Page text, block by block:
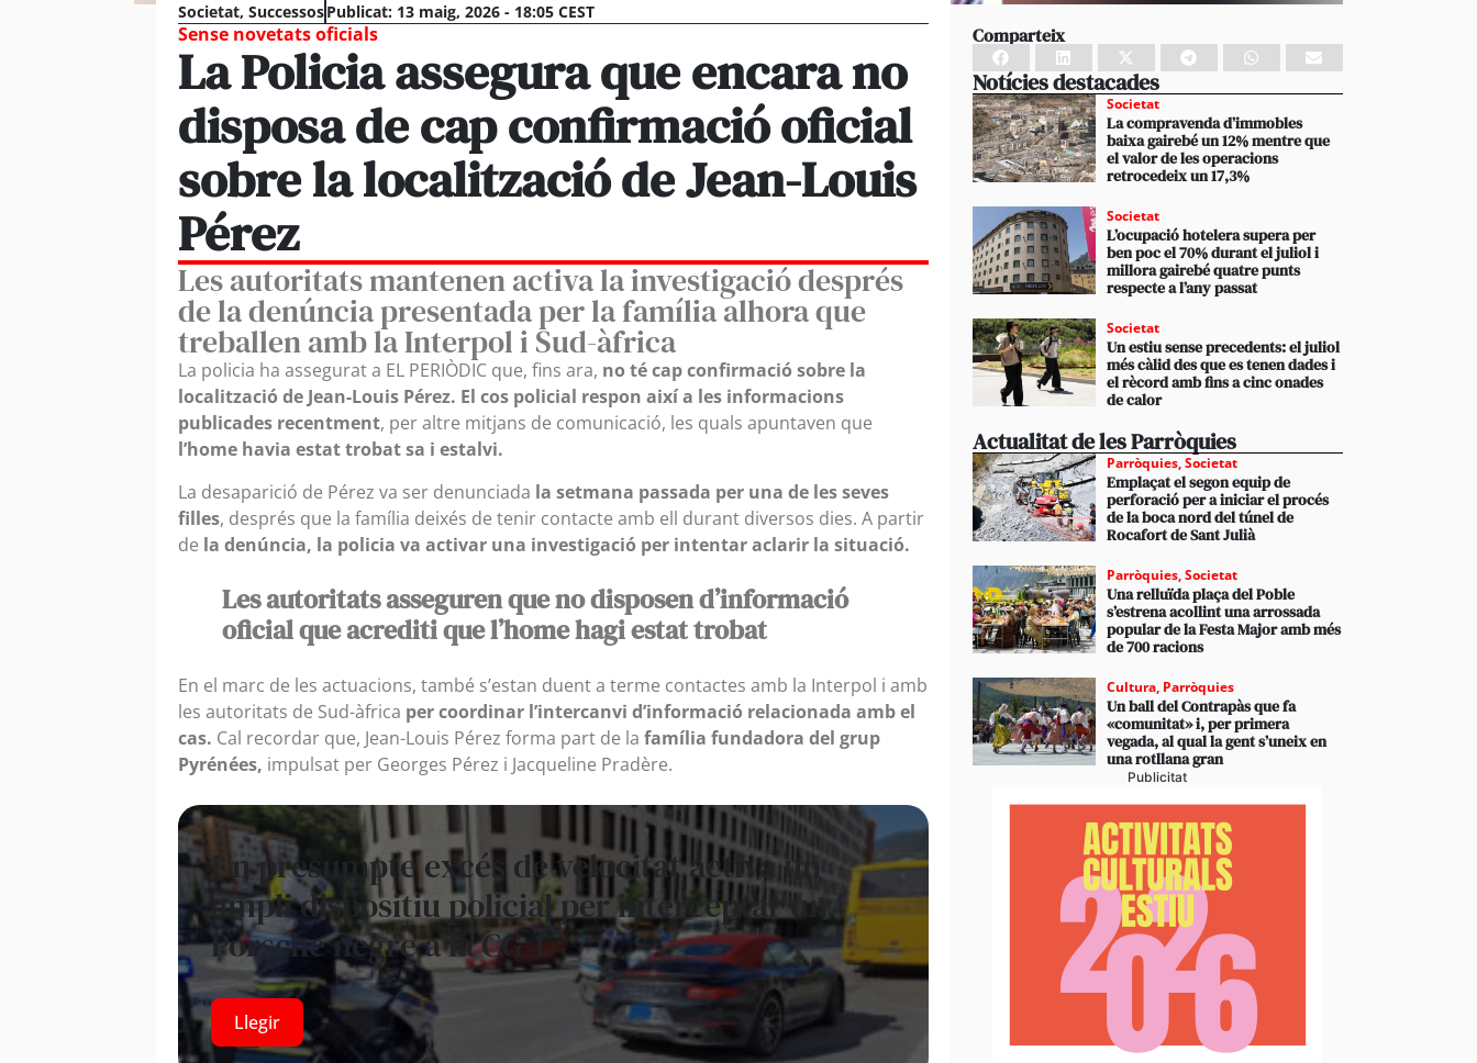
Societat, SuccessosPublicat: 13 maig, 2026 - 18:05 CEST
Sense novetats oficials
La Policia assegura que encara no
disposa de cap confirmació oficial
sobre la localització de Jean-Louis
Pérez
Les autoritats mantenen activa la investigació després
de la denúncia presentada per la família alhora que
treballen amb la Interpol i Sud-àfrica
La policia ha assegurat a EL PERIÒDIC que, fins ara, no té cap confirmació sobre la
localització de Jean-Louis Pérez. El cos policial respon així a les informacions
publicades recentment, per altre mitjans de comunicació, les quals apuntaven que
l’home havia estat trobat sa i estalvi.
La desaparició de Pérez va ser denunciada la setmana passada per una de les seves
filles, després que la família deixés de tenir contacte amb ell durant diversos dies. A partir
de la denúncia, la policia va activar una investigació per intentar aclarir la situació.
Les autoritats asseguren que no disposen d’informació
oficial que acrediti que l’home hagi estat trobat
En el marc de les actuacions, també s’estan duent a terme contactes amb la Interpol i amb
les autoritats de Sud-àfrica per coordinar l’intercanvi d’informació relacionada amb el
cas. Cal recordar que, Jean-Louis Pérez forma part de la família fundadora del grup
Pyrénées, impulsat per Georges Pérez i Jacqueline Pradère.
Un presumpte excés de velocitat activa un
ampli dispositiu policial per interceptar un
Porsche negre a la CG-1
Llegir
Comparteix
Notícies destacades
Societat
La compravenda d’immobles
baixa gairebé un 12% mentre que
el valor de les operacions
retrocedeix un 17,3%
Societat
L’ocupació hotelera supera per
ben poc el 70% durant el juliol i
millora gairebé quatre punts
respecte a l’any passat
Societat
Un estiu sense precedents: el juliol
més càlid des que es tenen dades i
el rècord amb fins a cinc onades
de calor
Actualitat de les Parròquies
Parròquies,Societat
Emplaçat el segon equip de
perforació per a iniciar el procés
de la boca nord del túnel de
Rocafort de Sant Julià
Parròquies,Societat
Una relluïda plaça del Poble
s’estrena acollint una arrossada
popular de la Festa Major amb més
de 700 racions
Cultura, Parròquies
Un ball del Contrapàs que fa
«comunitat» i, per primera
vegada, al qual la gent s’uneix en
una rotllana gran
Publicitat